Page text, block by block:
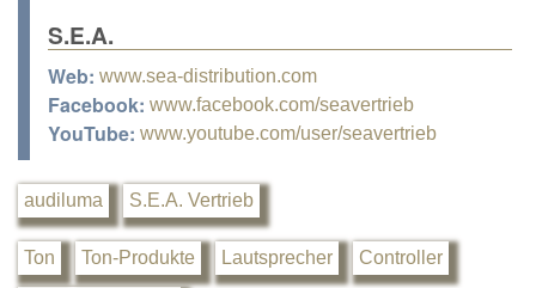
S.E.A.
Web: www.sea-distribution.com
Facebook: www.facebook.com/seavertrieb
YouTube: www.youtube.com/user/seavertrieb
audiluma S.E.A. Vertrieb
Ton Ton-Produkte Lautsprecher Controller